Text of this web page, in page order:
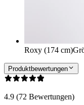
Roxy (174 cm)
Produktbewertungen
4.9 (72 Bewertungen)